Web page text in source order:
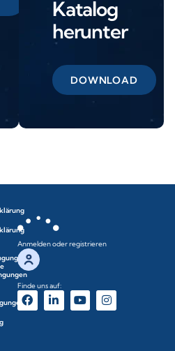
Katalog
herunter
DOWNLOAD
Anmelden oder registrieren
Finde uns auf: